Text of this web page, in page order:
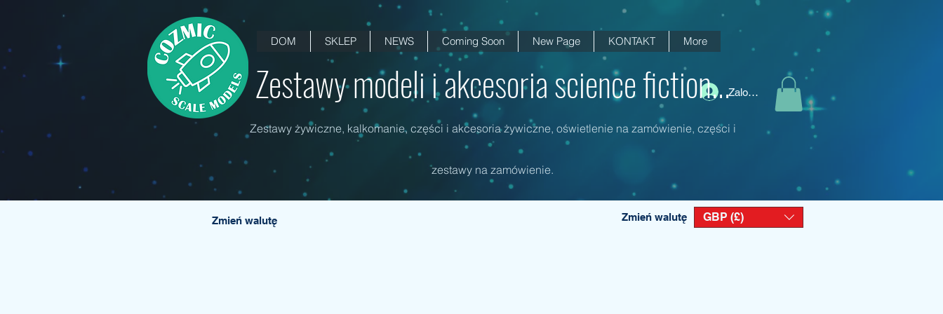
DOM SKLEP NEWS Coming Soon New Page KONTAKT More
Zaloguj się
Zestawy modeli i akcesoria science fiction...
Zestawy żywiczne, kalkomanie, części i akcesoria żywiczne, oświetlenie na zamówienie, części i
zestawy na zamówienie.
Zmień walutę Zmień walutę GBP (£)